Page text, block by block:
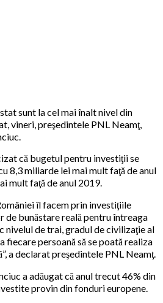
sunt la cel mai înalt nivel din
vineri, preşedintele PNL Neamţ,
că bugetul pentru investiţii se
8,3 miliarde lei mai mult faţă de anul
mult faţă de anul 2019.
îl facem prin investiţiile
de bunăstare reală pentru întreaga
nivelul de trai, gradul de civilizaţie al
fiecare persoană să se poată realiza
a declarat preşedintele PNL Neamţ.
a adăugat că anul trecut 46% din
provin din fonduri europene.